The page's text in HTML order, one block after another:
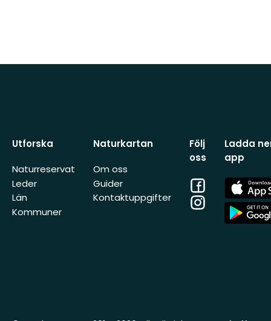
Utforska
Naturreservat
Leder
Län
Kommuner
Naturkartan
Om oss
Guider
Kontaktuppgifter
Följ
oss
Facebook
Instagram
Ladda
app
App
Store
App
Store